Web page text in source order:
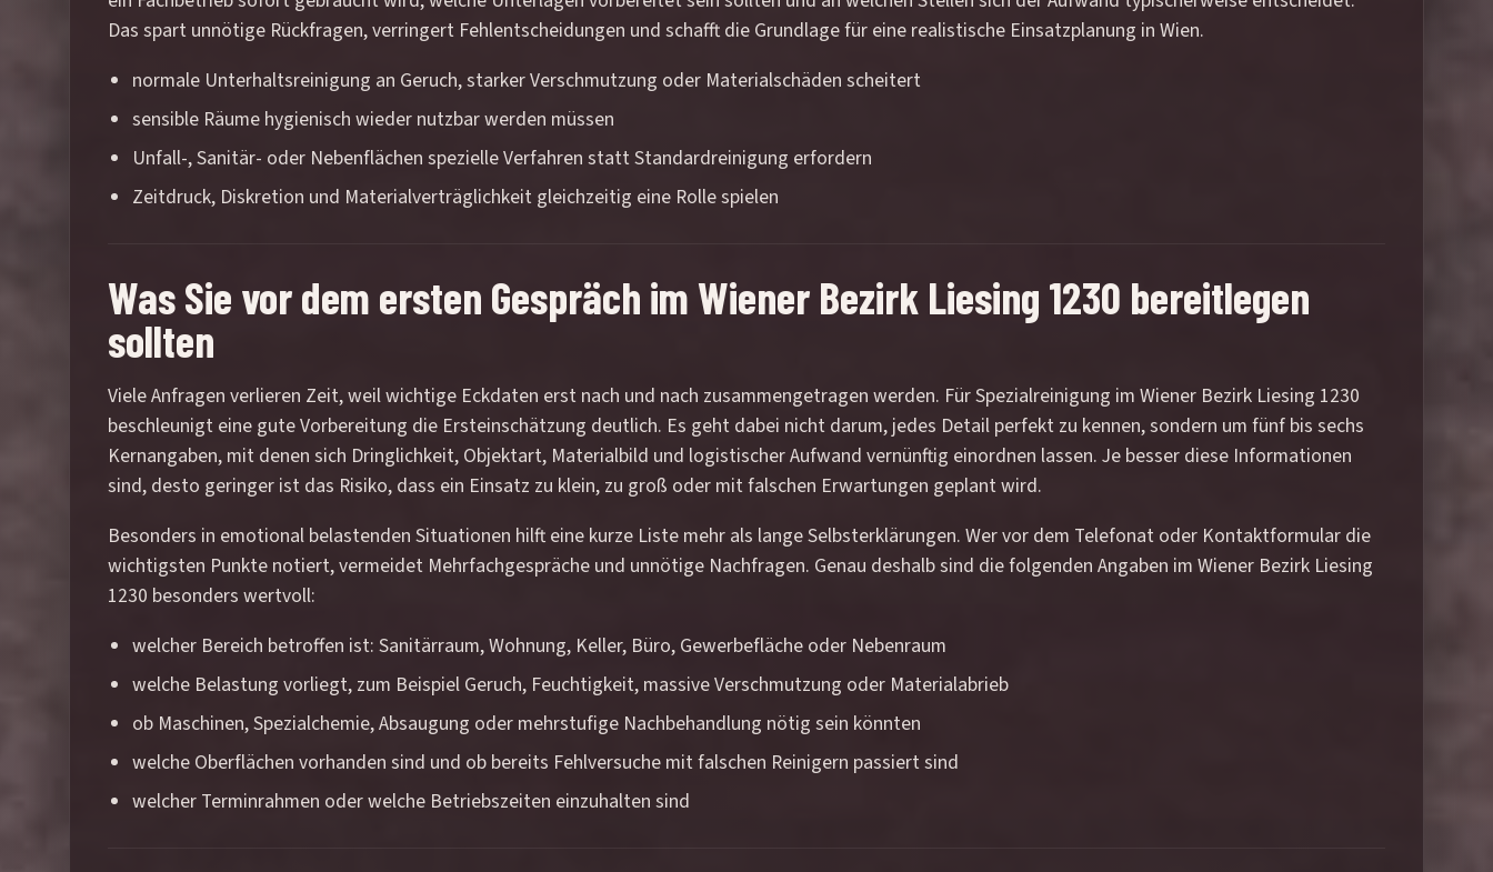
Das spart unnötige Rückfragen, verringert Fehlentscheidungen und schafft die Grundlage für eine realistische Einsatzplanung in Wien.
normale Unterhaltsreinigung an Geruch, starker Verschmutzung oder Materialschäden scheitert
sensible Räume hygienisch wieder nutzbar werden müssen
Unfall-, Sanitär- oder Nebenflächen spezielle Verfahren statt Standardreinigung erfordern
Zeitdruck, Diskretion und Materialverträglichkeit gleichzeitig eine Rolle spielen
Was Sie vor dem ersten Gespräch im Wiener Bezirk Liesing 1230 bereitlegen
sollten
Viele Anfragen verlieren Zeit, weil wichtige Eckdaten erst nach und nach zusammengetragen werden. Für Spezialreinigung im Wiener Bezirk Liesing 1230
beschleunigt eine gute Vorbereitung die Ersteinschätzung deutlich. Es geht dabei nicht darum, jedes Detail perfekt zu kennen, sondern um fünf bis sechs
Kernangaben, mit denen sich Dringlichkeit, Objektart, Materialbild und logistischer Aufwand vernünftig einordnen lassen. Je besser diese Informationen
sind, desto geringer ist das Risiko, dass ein Einsatz zu klein, zu groß oder mit falschen Erwartungen geplant wird.
Besonders in emotional belastenden Situationen hilft eine kurze Liste mehr als lange Selbsterklärungen. Wer vor dem Telefonat oder Kontaktformular die
wichtigsten Punkte notiert, vermeidet Mehrfachgespräche und unnötige Nachfragen. Genau deshalb sind die folgenden Angaben im Wiener Bezirk Liesing
1230 besonders wertvoll:
welcher Bereich betroffen ist: Sanitärraum, Wohnung, Keller, Büro, Gewerbefläche oder Nebenraum
welche Belastung vorliegt, zum Beispiel Geruch, Feuchtigkeit, massive Verschmutzung oder Materialabrieb
ob Maschinen, Spezialchemie, Absaugung oder mehrstufige Nachbehandlung nötig sein könnten
welche Oberflächen vorhanden sind und ob bereits Fehlversuche mit falschen Reinigern passiert sind
welcher Terminrahmen oder welche Betriebszeiten einzuhalten sind